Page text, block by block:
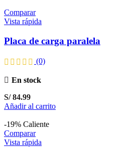
Comparar
Vista rápida
Placa de carga paralela
(0)
En stock
S/84.99
Añadir al carrito
-19% Caliente
Comparar
Vista rápida